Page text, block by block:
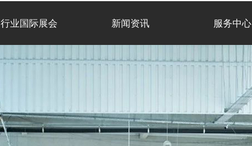
行业国际展会 新闻资讯 服务中心